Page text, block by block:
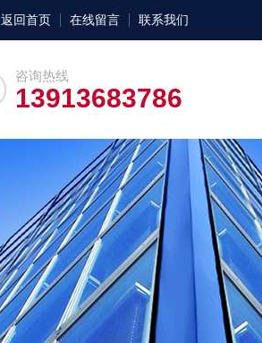
返回首页 在线留言 联系我们
咨询热线
13913683786